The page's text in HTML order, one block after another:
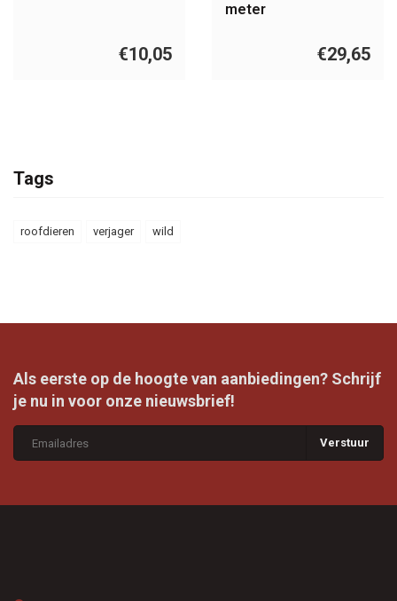
€10,05
meter
€29,65
Tags
roofdieren verjager wild
Als eerste op de hoogte van aanbiedingen? Schrijf
je nu in voor onze nieuwsbrief!
Verstuur